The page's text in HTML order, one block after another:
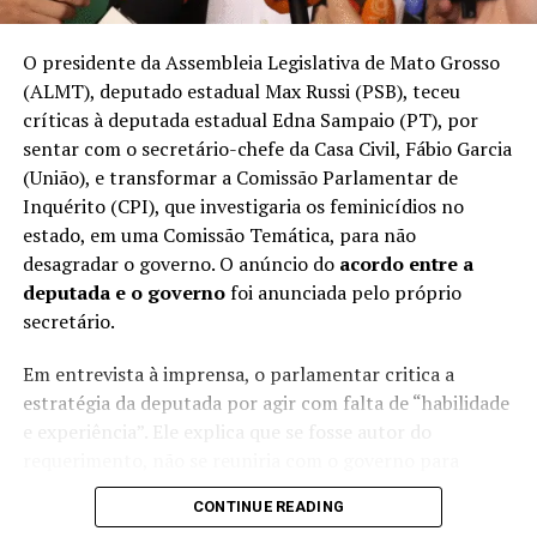
até agosto, para finalizar o trecho que foi aberto na
Em caso de não cumprimento, seria aplicada uma multa
de R$ 54 milhões. O que não aconteceu até o momento.
Acusados de omissão
Para o presidente da Assembleia, o atraso da entrega
não pode ser tolerado e exige que o contrato seja
sejam aplicadas. Para ele, a falta de aplicação pode ser
tratada como “omissão” política por parte dos
cuiabanos.
não têm capacidade de fazer aquilo que se propõe fazer
O presidente da Assembleia Legislativa de Mato Grosso
(ALMT), deputado estadual Max Russi (PSB), teceu
críticas à deputada estadual Edna Sampaio (PT), por
sentar com o secretário-chefe da Casa Civil, Fábio Garcia
(União), e transformar a Comissão Parlamentar de
Inquérito (CPI), que investigaria os feminicídios no
estado, em uma Comissão Temática, para não
desagradar o governo. O anúncio do acordo entre a
deputada e o governofoi anunciada pelo próprio
secretário.
Em entrevista à imprensa, o parlamentar critica a
estratégia da deputada por agir com falta de “habilidade
e experiência”. Ele explica que se fosse autor do
discutir uma CPI, pois o objetivo de uma investigação é
justamente fazer um enfrentamento.
CONTINUE READING